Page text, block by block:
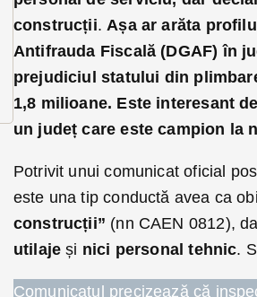
construcții.Așa ar arăta
Antifrauda Fiscală (DGAF) în
prejudiciul statului din
1,8 milioane. Este interesant
un județ care este campion la
Potrivit unui comunicat oficial
este una tip conductă avea ca
construcții” (nn CAEN 0812),
utilaje și nici personal tehnic.
Comunicatul precizează că